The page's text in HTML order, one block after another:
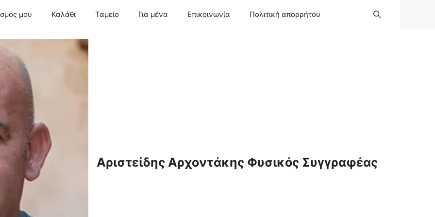
μου Καλάθι Ταμείο Για μένα Επικοινωνία Πολιτική απορρήτου
Αριστείδης Αρχοντάκης Φυσικός Συγγραφέας